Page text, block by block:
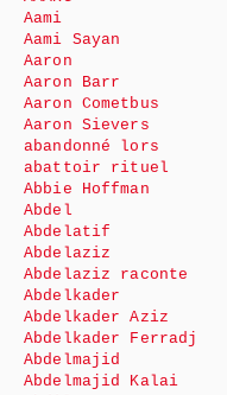
Aami
Aami Sayan
Aaron
Aaron Barr
Aaron Cometbus
Aaron Sievers
abandonné lors
abattoir rituel
Abbie Hoffman
Abdel
Abdelatif
Abdelaziz
Abdelaziz raconte
Abdelkader
Abdelkader Aziz
Abdelkader Ferradj
Abdelmajid
Abdelmajid Kalai